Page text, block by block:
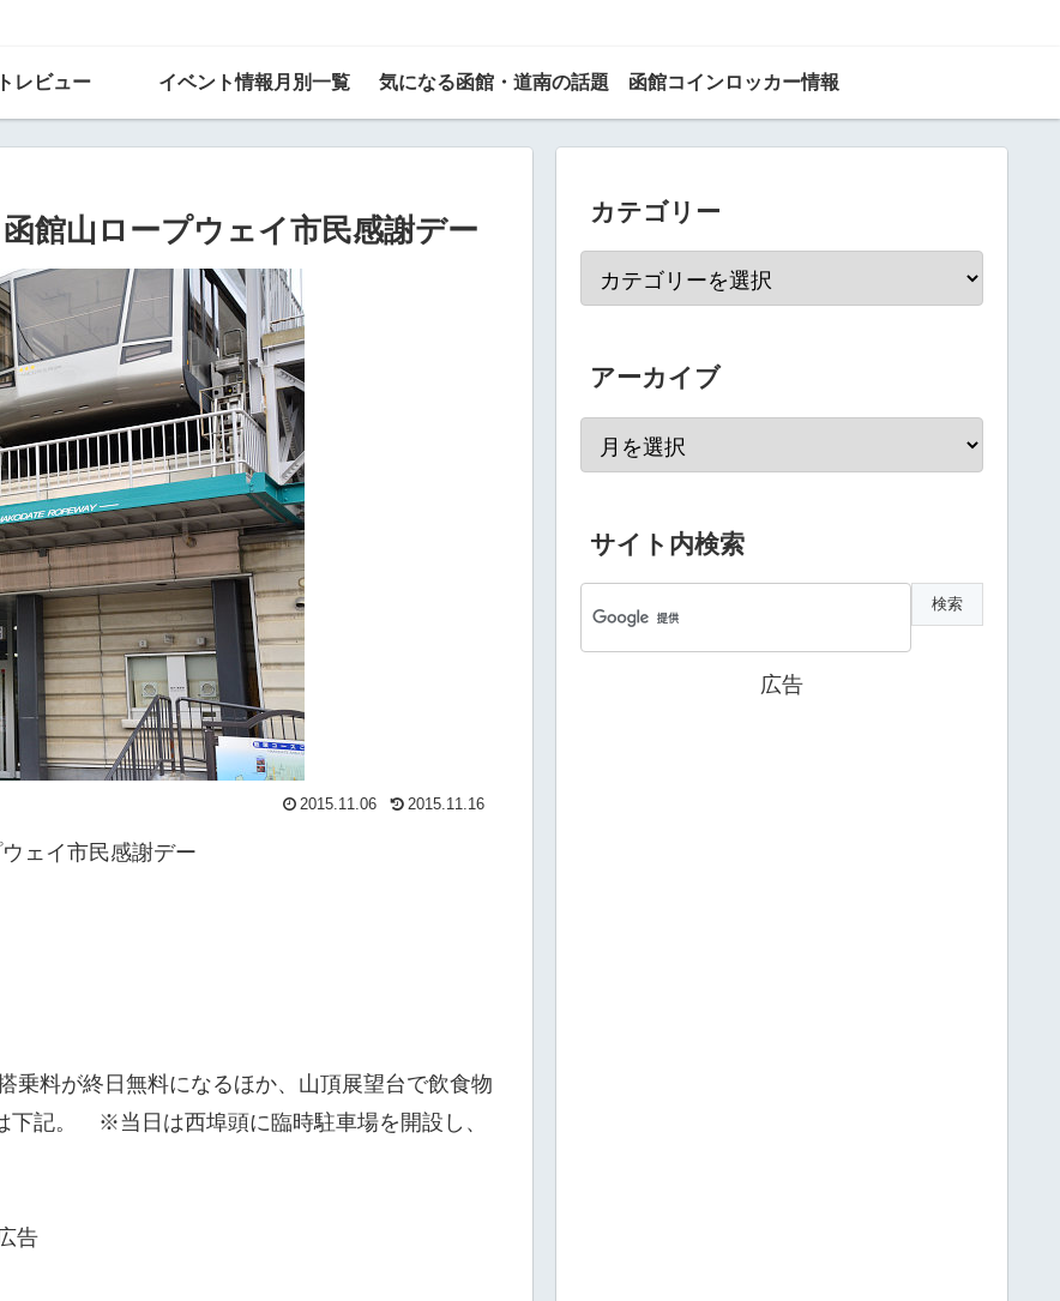
レビュー イベント情報月別一覧 気になる函館・道南の話題 函館コインロッカー情報
館山ロープウェイ市民感謝デー
2015.11.06 2015.11.16
ェイ市民感謝デー
乗料が終日無料になるほか、山頂展望台で飲食物
下記。 ※当日は西埠頭に臨時駐車場を開設し、
告
カテゴリー
アーカイブ
サイト内検索
広告